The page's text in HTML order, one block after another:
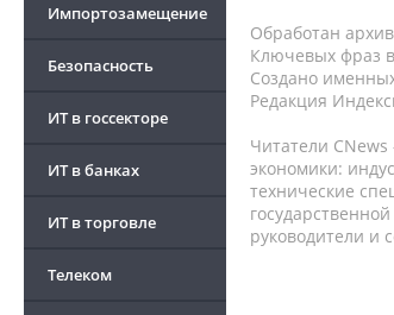
Импортозамещение
Безопасность
ИТ в госсекторе
ИТ в банках
ИТ в торговле
Телеком
Обработан
Ключевых фраз
Создано
Редакция
Читатели
экономики:
технические
руководители и